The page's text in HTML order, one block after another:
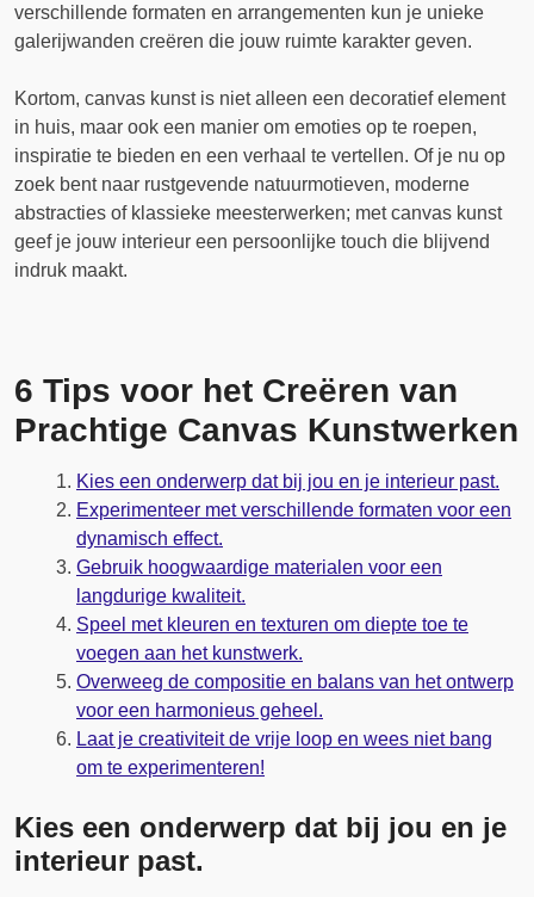
verschillende formaten en arrangementen kun je unieke
galerijwanden creëren die jouw ruimte karakter geven.
Kortom, canvas kunst is niet alleen een decoratief element
in huis, maar ook een manier om emoties op te roepen,
inspiratie te bieden en een verhaal te vertellen. Of je nu op
zoek bent naar rustgevende natuurmotieven, moderne
abstracties of klassieke meesterwerken; met canvas kunst
geef je jouw interieur een persoonlijke touch die blijvend
indruk maakt.
6 Tips voor het Creëren van
Prachtige Canvas Kunstwerken
Kies een onderwerp dat bij jou en je interieur past.
Experimenteer met verschillende formaten voor een
dynamisch effect.
Gebruik hoogwaardige materialen voor een
langdurige kwaliteit.
Speel met kleuren en texturen om diepte toe te
voegen aan het kunstwerk.
Overweeg de compositie en balans van het ontwerp
voor een harmonieus geheel.
Laat je creativiteit de vrije loop en wees niet bang
om te experimenteren!
Kies een onderwerp dat bij jou en je
interieur past.